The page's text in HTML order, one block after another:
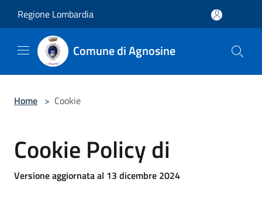
Regione Lombardia
Comune di Agnosine
Home > Cookie
Cookie Policy di
Versione aggiornata al 13 dicembre 2024